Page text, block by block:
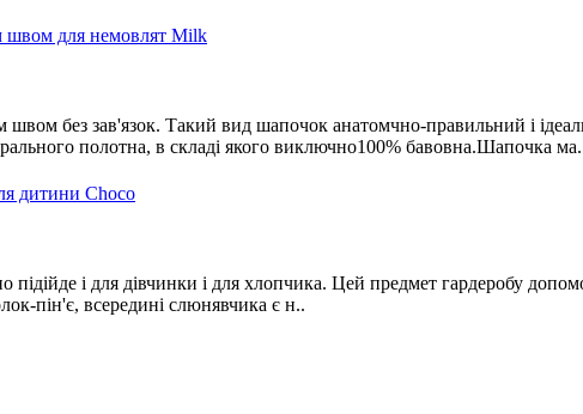
без зав'язок. Такий вид шапочок анатомчно-правильний і
полотна, в складі якого виключно100% бавовна.Шапочка
і для дівчинки і для хлопчика. Цей предмет гардеробу
пін'є, всередині слюнявчика є н..